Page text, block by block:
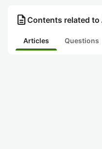
description Contents related to
Articles Questions